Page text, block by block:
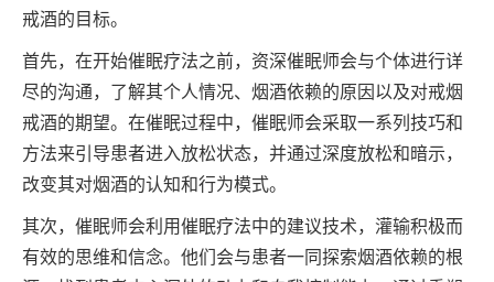
戒酒的目标。
首先，在开始催眠疗法之前，资深催眠师会与个体进行详
尽的沟通，了解其个人情况、烟酒依赖的原因以及对戒烟
戒酒的期望。在催眠过程中，催眠师会采取一系列技巧和
方法来引导患者进入放松状态，并通过深度放松和暗示，
改变其对烟酒的认知和行为模式。
其次，催眠师会利用催眠疗法中的建议技术，灌输积极而
有效的思维和信念。他们会与患者一同探索烟酒依赖的根